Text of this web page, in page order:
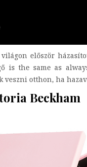
először
is the same as
veszni otthon, ha
Beckham